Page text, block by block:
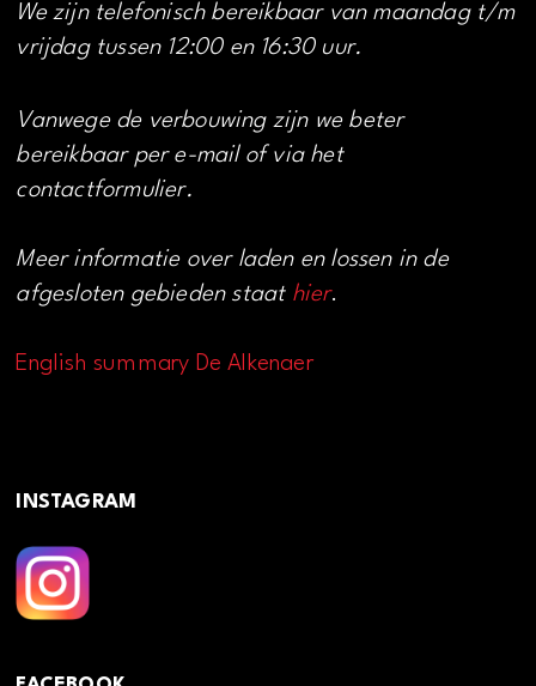
We zijn telefonisch bereikbaar van maandag t/m
vrijdag tussen 12:00 en 16:30 uur.
Vanwege de verbouwing zijn we beter
bereikbaar per e-mail of via het
contactformulier.
Meer informatie over laden en lossen in de
afgesloten gebieden staat hier.
English summary De Alkenaer
INSTAGRAM